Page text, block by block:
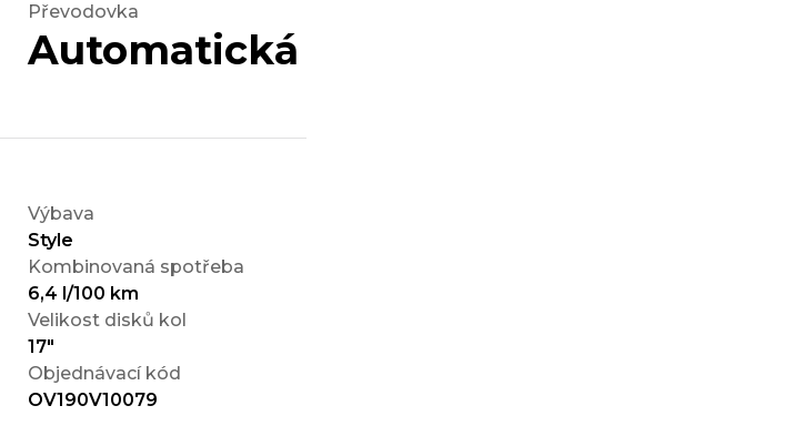
Převodovka
Automatická
Výbava
Style
Kombinovaná spotřeba
6,4 l/100 km
Velikost disků kol
17"
Objednávací kód
OV190V10079